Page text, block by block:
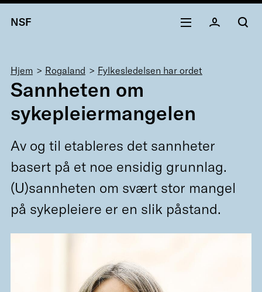
NSF
Navigasjonssti
Hjem Rogaland Fylkesledelsen har ordet
Sannheten om
sykepleiermangelen
Av og til etableres det sannheter
basert på et noe ensidig grunnlag.
(U)sannheten om svært stor mangel
på sykepleiere er en slik påstand.